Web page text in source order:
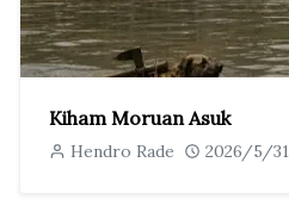
Kiham Moruan Asuk
Hendro Rade 2026/5/31